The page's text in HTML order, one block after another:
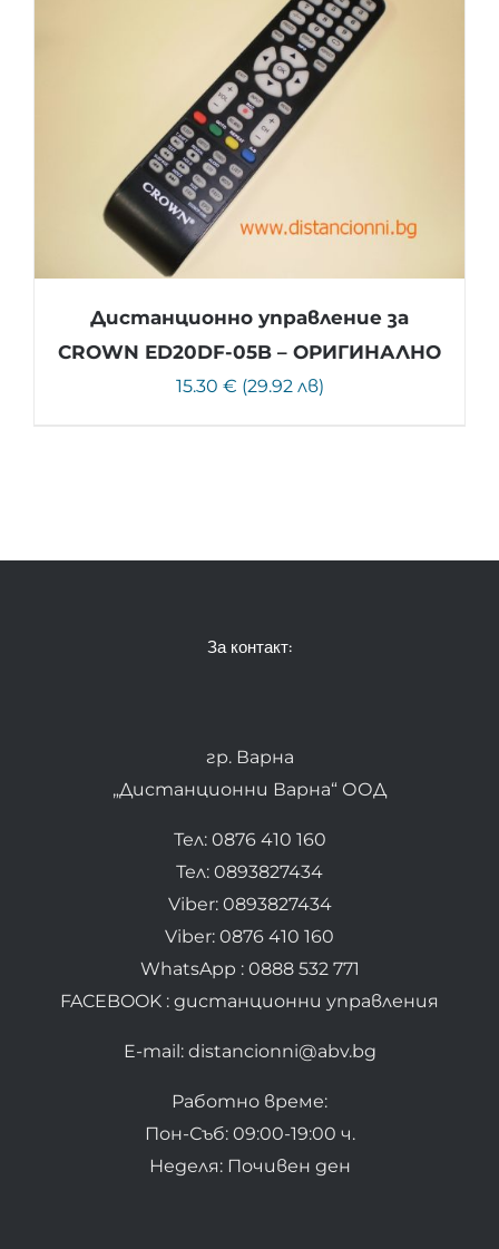
Дистанционно управление за
CROWN ED20DF-05B – ОРИГИНАЛНО
15.30 € (29.92 лв)
За контакт:
гр. Варна
„Дистанционни Варна“ ООД
Тел: 0876 410 160
Тел: 0893827434
Viber: 0893827434
Viber: 0876 410 160
WhatsApp : 0888 532 771
FACEBOOK : дистанционни управления
E-mail: distancionni@abv.bg
Работно време:
Пон-Съб: 09:00-19:00 ч.
Неделя: Почивен ден